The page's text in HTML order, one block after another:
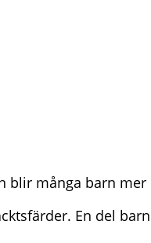
många barn
En del